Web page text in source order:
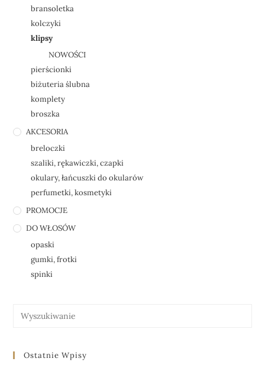
bransoletka
kolczyki
klipsy
NOWOŚCI
pierścionki
biżuteria ślubna
komplety
broszka
AKCESORIA
breloczki
szaliki, rękawiczki, czapki
okulary, łańcuszki do okularów
perfumetki, kosmetyki
PROMOCJE
DO WŁOSÓW
opaski
gumki, frotki
spinki
Ostatnie Wpisy